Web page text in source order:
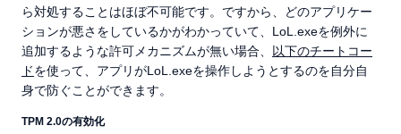
ら対処することはほぼ不可能です。ですから、どのアプリケー
ションが悪さをしているかがわかっていて、LoL.exeを例外に
追加するような許可メカニズムが無い場合、
以下のチートコー
ドを使って、アプリがLoL.exeを操作しようとするのを自分自
身で防ぐことができます。
TPM 2.0の有効化